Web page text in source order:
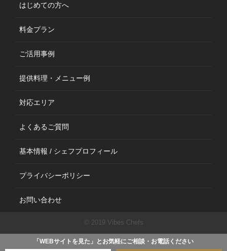
はじめての方へ
料金プラン
ご活用事例
提供料理・メニュー例
対応エリア
よくあるご質問
基本情報 / シェフプロフィール
プライバシーポリシー
お問い合わせ
© 2019 Vibes Chefs
「WEBサイトを見た」とお気軽にご相談・お電話ください